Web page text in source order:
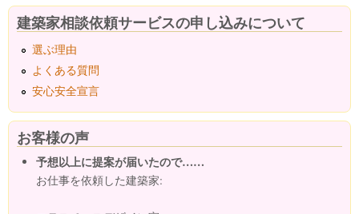
建築家相談依頼サービスの申し込みについて
選ぶ理由
よくある質問
安心安全宣言
お客様の声
予想以上に提案が届いたので……
お仕事を依頼した建築家: